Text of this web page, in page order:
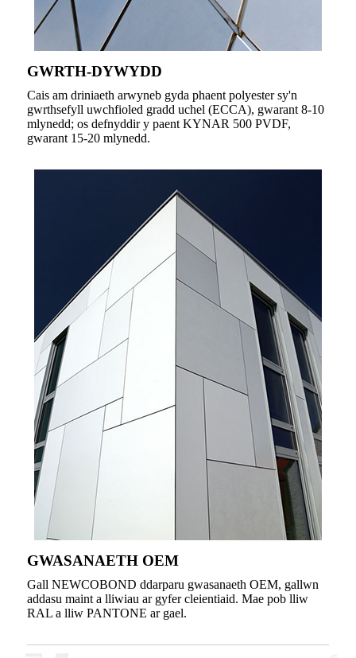
GWRTH-DYWYDD
Cais am driniaeth arwyneb gyda phaent polyester sy'n
gwrthsefyll uwchfioled gradd uchel (ECCA), gwarant 8-10
mlynedd; os defnyddir y paent KYNAR 500 PVDF,
gwarant 15-20 mlynedd.
GWASANAETH OEM
Gall NEWCOBOND ddarparu gwasanaeth OEM, gallwn
addasu maint a lliwiau ar gyfer cleientiaid. Mae pob lliw
RAL a lliw PANTONE ar gael.